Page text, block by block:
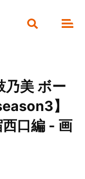
乃美 ボー
】
口編 - 画